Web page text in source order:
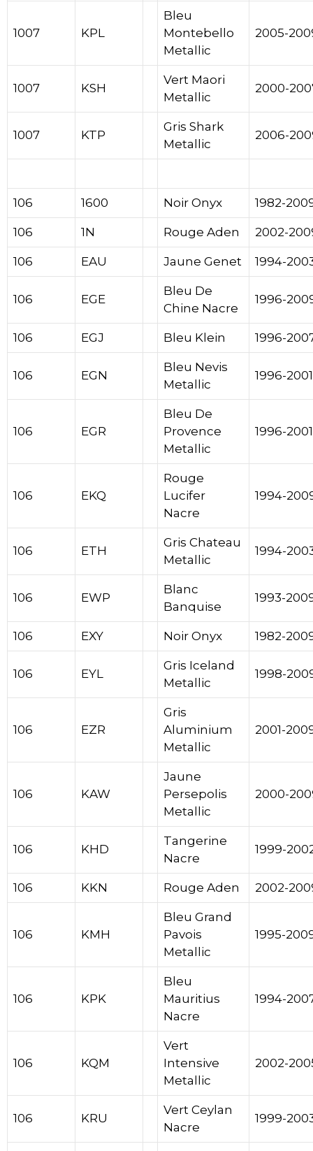
1007 KPL
Bleu
Montebello
Metallic
2005-
1007 KSH
Vert Maori
Metallic
2000-
1007 KTP
Gris Shark
Metallic
2006-
106 1600 Noir Onyx 1982-
106 1N Rouge Aden 2002-
106 EAU Jaune Genet 1994-
106 EGE
Bleu De
Chine Nacre
1996-
106 EGJ Bleu Klein 1996-
106 EGN
Bleu Nevis
Metallic
1996-2001
106 EGR
Bleu De
Provence
Metallic
1996-2001
106 EKQ
Rouge
Lucifer
Nacre
1994-
106 ETH
Gris Chateau
Metallic
1994-
106 EWP
Blanc
Banquise
1993-
106 EXY Noir Onyx 1982-
106 EYL
Gris Iceland
Metallic
1998-
106 EZR
Gris
Aluminium
Metallic
2001-
106 KAW
Jaune
Persepolis
Metallic
2000-
106 KHD
Tangerine
Nacre
1999-
106 KKN Rouge Aden 2002-
106 KMH
Bleu Grand
Pavois
Metallic
1995-
106 KPK
Bleu
Mauritius
Nacre
1994-
106 KQM
Vert
Intensive
Metallic
2002-
106 KRU
Vert Ceylan
Nacre
1999-